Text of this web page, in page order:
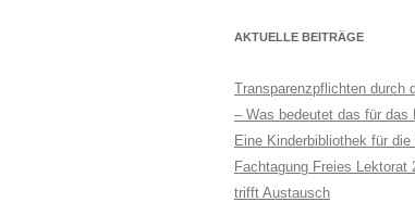
AKTUELLE BEITRÄGE
Transparenzpflichten durch
– Was bedeutet das für das
Eine Kinderbibliothek für
Fachtagung Freies Lektorat
trifft Austausch